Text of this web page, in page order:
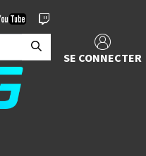
SE CONNECTER